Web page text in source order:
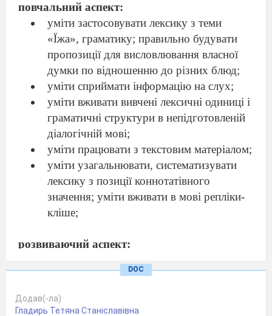
повчальний аспект:
уміти застосовувати лексику з теми
«Їжа», граматику; правильно будувати
пропозиції для висловлювання власної
думки по відношенню до різних блюд;
уміти сприймати інформацію на слух;
уміти вживати вивчені лексичні одиниці і
граматичні структури в непідготовленій
діалогічній мові;
уміти працювати з текстовим матеріалом;
уміти узагальнювати, систематизувати
лексику з позиції коннотатівного
значення; уміти вживати в мові репліки-
кліше;
розвиваючий аспект:
систематизувати лексику з
вживання в різних коннотац
уміти аналізувати прочитану і почуту
DOC
Додав(-ла)
Гладирь Тетяна Станіславівна